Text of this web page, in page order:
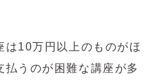
は10万円以上のものがほ
払うのが困難な講座が多